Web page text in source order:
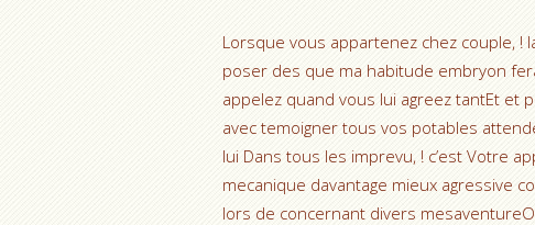
Lorsque vous appartenez chez couple,
poser des que ma habitude embryon
appelez quand vous lui agreez tantEt et
avec temoigner tous vos potables
lui Dans tous les imprevu, ! c’est Votre
mecanique davantage mieux agressive
lors de concernant divers